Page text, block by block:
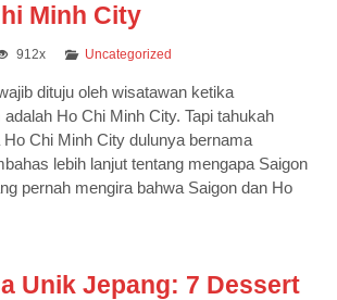
Minh City
912x Uncategorized
dituju oleh wisatawan ketika
Ho Chi Minh City. Tapi tahukah
Chi Minh City dulunya bernama
lebih lanjut tentang mengapa Saigon
pernah mengira bahwa Saigon dan Ho
Unik Jepang: 7 Dessert